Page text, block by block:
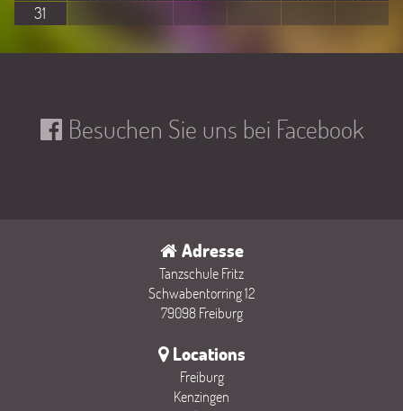
31
Besuchen Sie uns bei Facebook
Adresse
Tanzschule Fritz
Schwabentorring 12
79098 Freiburg
Locations
Freiburg
Kenzingen